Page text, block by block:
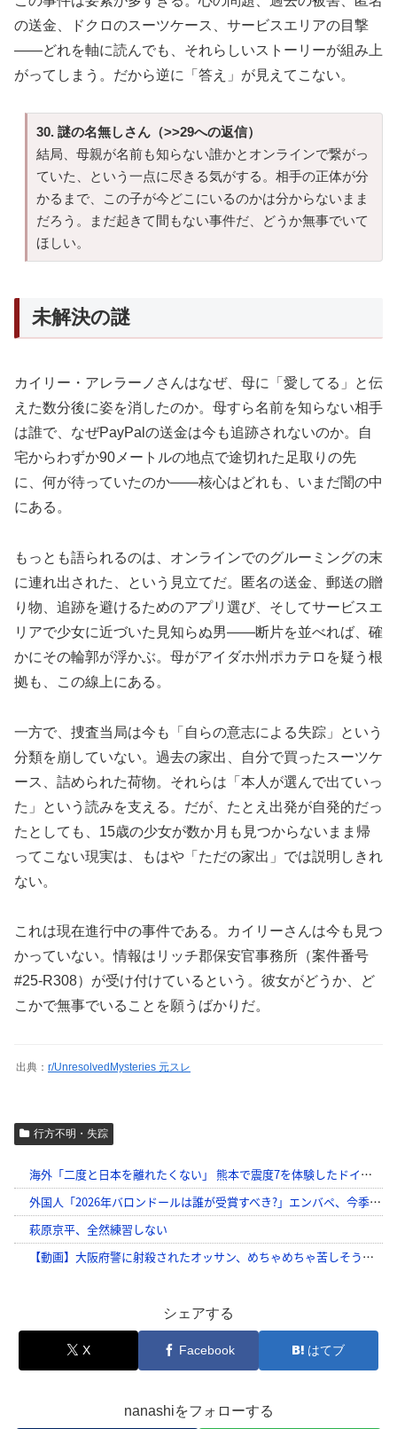
の送金、ドクロのスーツケース、サービスエリアの目撃
——どれを軸に読んでも、それらしいストーリーが組み上
がってしまう。だから逆に「答え」が見えてこない。
30. 謎の名無しさん（>>29への返信）
結局、母親が名前も知らない誰かとオンラインで繋がっ
ていた、という一点に尽きる気がする。相手の正体が分
かるまで、この子が今どこにいるのかは分からないまま
だろう。まだ起きて間もない事件だ、どうか無事でいて
ほしい。
未解決の謎
カイリー・アレラーノさんはなぜ、母に「愛してる」と伝
えた数分後に姿を消したのか。母すら名前を知らない相手
は誰で、なぜPayPalの送金は今も追跡されないのか。自
宅からわずか90メートルの地点で途切れた足取りの先
に、何が待っていたのか——核心はどれも、いまだ闇の中
にある。
もっとも語られるのは、オンラインでのグルーミングの末
に連れ出された、という見立てだ。匿名の送金、郵送の贈
り物、追跡を避けるためのアプリ選び、そしてサービスエ
リアで少女に近づいた見知らぬ男——断片を並べれば、確
かにその輪郭が浮かぶ。母がアイダホ州ポカテロを疑う根
拠も、この線上にある。
一方で、捜査当局は今も「自らの意志による失踪」という
分類を崩していない。過去の家出、自分で買ったスーツケ
ース、詰められた荷物。それらは「本人が選んで出ていっ
た」という読みを支える。だが、たとえ出発が自発的だっ
たとしても、15歳の少女が数か月も見つからないまま帰
ってこない現実は、もはや「ただの家出」では説明しきれ
ない。
これは現在進行中の事件である。カイリーさんは今も見つ
かっていない。情報はリッチ郡保安官事務所（案件番号
#25-R308）が受け付けているという。彼女がどうか、ど
こかで無事でいることを願うばかりだ。
出典： r/UnresolvedMysteries 元スレ
行方不明・失踪
シェアする
X Facebook はてブ
nanashiをフォローする